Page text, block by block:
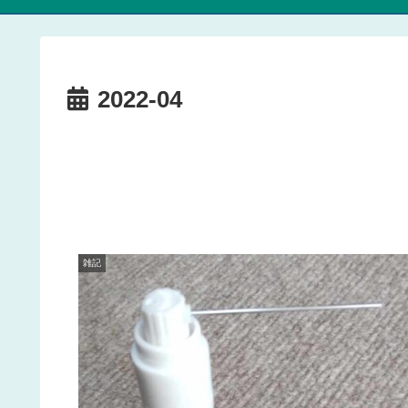
2022-04
雑記